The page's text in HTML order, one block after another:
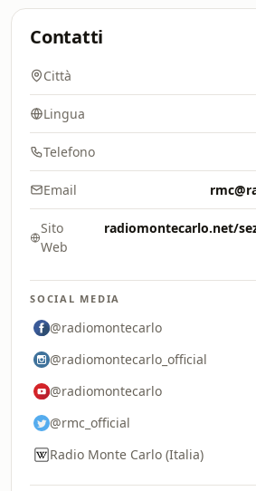
Contatti
Città
Lingua
Telefono
Email
Sito
Web
radiomontecarlo.net/
SOCIAL MEDIA
@radiomontecarlo
@radiomontecarlo_official
@radiomontecarlo
@rmc_official
Radio Monte Carlo (Italia)